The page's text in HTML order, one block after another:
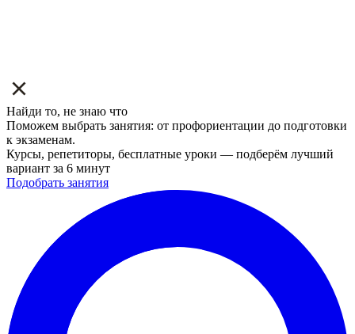
Найди то, не знаю что
Поможем выбрать занятия: от профориентации до подготовки
к экзаменам.
Курсы, репетиторы, бесплатные уроки — подберём лучший
вариант за 6 минут
Подобрать занятия